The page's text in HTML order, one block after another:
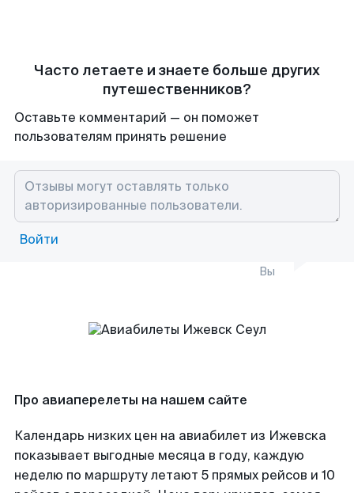
Часто летаете и знаете больше других
путешественников?
Оставьте комментарий — он поможет
пользователям принять решение
Войти
Вы
Про авиаперелеты на нашем сайте
Календарь низких цен на авиабилет из Ижевска
показывает выгодные месяца в году, каждую
неделю по маршруту летают 5 прямых рейсов и 10